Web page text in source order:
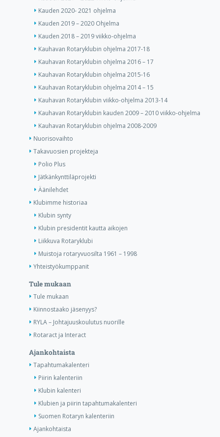
Kauden 2020- 2021 ohjelma
Kauden 2019 – 2020 Ohjelma
Kauden 2018 – 2019 viikko-ohjelma
Kauhavan Rotaryklubin ohjelma 2017-18
Kauhavan Rotaryklubin ohjelma 2016 – 17
Kauhavan Rotaryklubin ohjelma 2015-16
Kauhavan Rotaryklubin ohjelma 2014 – 15
Kauhavan Rotaryklubin viikko-ohjelma 2013-14
Kauhavan Rotaryklubin kauden 2009 – 2010 viikko-ohjelma
Kauhavan Rotaryklubin ohjelma 2008-2009
Nuorisovaihto
Takavuosien projekteja
Polio Plus
Jätkänkynttiläprojekti
Äänilehdet
Klubimme historiaa
Klubin synty
Klubin presidentit kautta aikojen
Liikkuva Rotaryklubi
Muistoja rotaryvuosilta 1961 – 1998
Yhteistyökumppanit
Tule mukaan
Tule mukaan
Kiinnostaako jäsenyys?
RYLA – Johtajuuskoulutus nuorille
Rotaract ja Interact
Ajankohtaista
Tapahtumakalenteri
Piirin kalenteriin
Klubin kalenteri
Klubien ja piirin tapahtumakalenteri
Suomen Rotaryn kalenteriin
Ajankohtaista